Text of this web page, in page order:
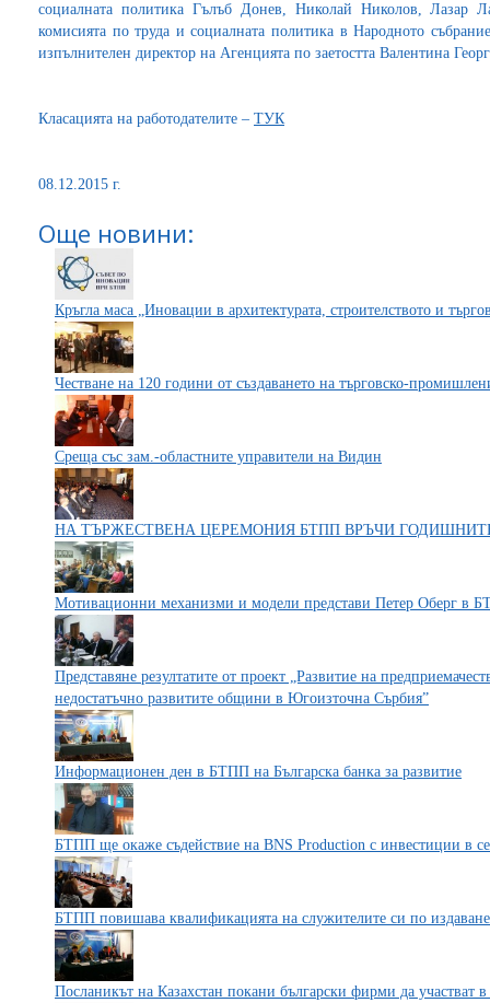
социалната политика Гълъб Донев, Николай Николов, Лазар
комисията по труда и социалната политика в Народното
изпълнителен директор на Агенцията по заетостта Валентина
Класацията на работодателите – ТУК
08.12.2015 г.
Още новини:
Кръгла маса „Иновации в архитектурата, строителството и
Честване на 120 години от създаването на търговско-
Среща със зам.-областните управители на Видин
НА ТЪРЖЕСТВЕНА ЦЕРЕМОНИЯ БТПП ВРЪЧИ
Мотивационни механизми и модели представи Петер Оберг в
Представяне резултатите от проект „Развитие на
недостатъчно развитите общини в Югоизточна Сърбия”
Информационен ден в БТПП на Българска банка за развитие
БТПП ще окаже съдействие на BNS Production с инвестиции в
БТПП повишава квалификацията на служителите си по
Посланикът на Казахстан покани български фирми да участват